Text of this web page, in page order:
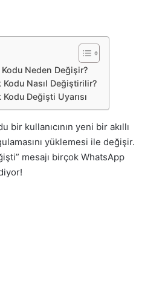
Neden Değişir?
Nasıl Değiştirilir?
Değişti Uyarısı
bir kullanıcının yeni bir akıllı
yüklemesi ile değişir.
mesajı birçok WhatsApp